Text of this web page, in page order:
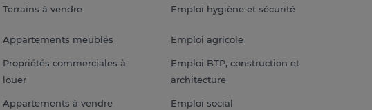
Terrains à vendre
Appartements meublés
Propriétés commerciales à
louer
Appartements à vendre
Emploi hygiène et sécurité
Emploi agricole
Emploi BTP, construction et
architecture
Emploi social